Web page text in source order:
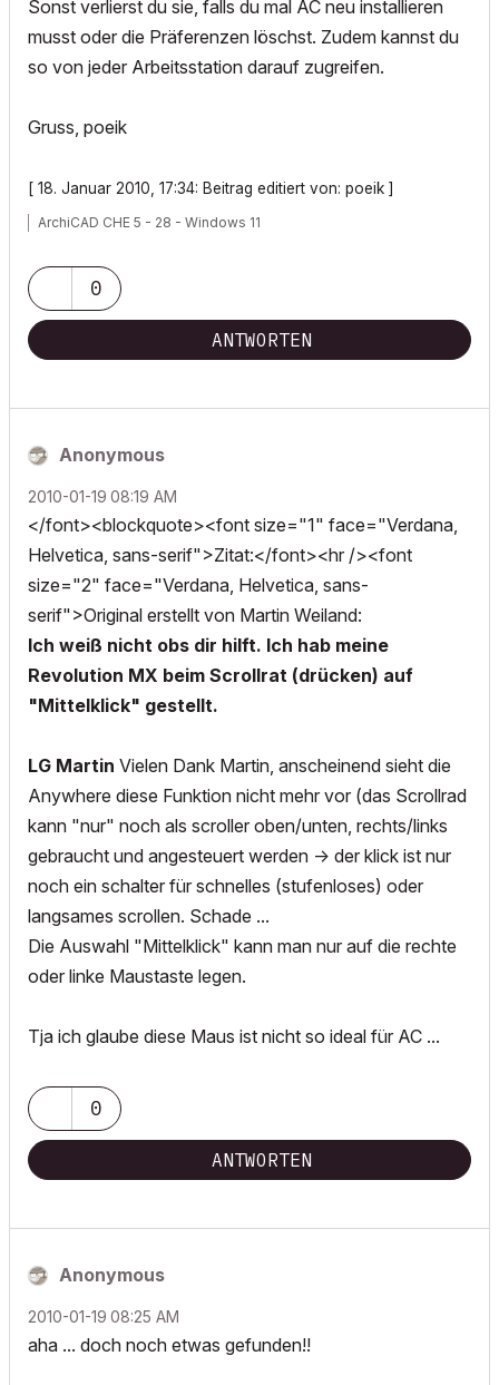
Sonst verlierst du sie, falls du mal AC neu installieren
musst oder die Präferenzen löschst. Zudem kannst du
so von jeder Arbeitsstation darauf zugreifen.
Gruss, poeik
[ 18. Januar 2010, 17:34: Beitrag editiert von: poeik ]
ArchiCAD CHE 5 - 28 - Windows 11
0
ANTWORTEN
Anonymous
‎2010-01-19 08:19 AM
</font><blockquote><font size="1" face="Verdana,
Helvetica, sans-serif">Zitat:</font><hr /><font
size="2" face="Verdana, Helvetica, sans-
serif">Original erstellt von Martin Weiland:
Ich weiß nicht obs dir hilft. Ich hab meine
Revolution MX beim Scrollrat (drücken) auf
"Mittelklick" gestellt.
LG Martin Vielen Dank Martin, anscheinend sieht die
Anywhere diese Funktion nicht mehr vor (das Scrollrad
kann "nur" noch als scroller oben/unten, rechts/links
gebraucht und angesteuert werden -> der klick ist nur
noch ein schalter für schnelles (stufenloses) oder
langsames scrollen. Schade ...
Die Auswahl "Mittelklick" kann man nur auf die rechte
oder linke Maustaste legen.
Tja ich glaube diese Maus ist nicht so ideal für AC ...
0
ANTWORTEN
Anonymous
‎2010-01-19 08:25 AM
aha ... doch noch etwas gefunden!!